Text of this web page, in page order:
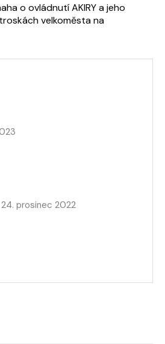
o ovládnutí AKIRY a jeho
velkoměsta na
24. prosinec 2022